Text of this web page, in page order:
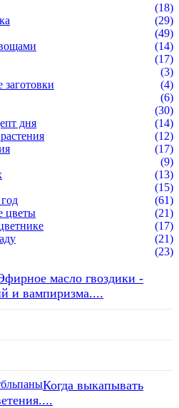
(18)
(29)
(49)
(14)
(17)
(3)
(4)
(6)
(30)
дня
(14)
(12)
(17)
(9)
(13)
(15)
(61)
цветы
(21)
(17)
(21)
(23)
масло гвоздики -
и вампиризма....
Когда выкапывать